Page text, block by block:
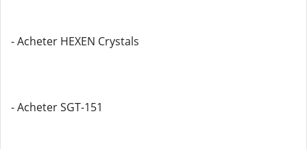
- Acheter HEXEN Crystals
- Acheter SGT-151